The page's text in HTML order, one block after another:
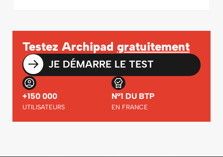
Testez Archipad gratuitement
JE DÉMARRE LE TEST
+150 000
UTILISATEURS
N°1 DU BTP
EN FRANCE